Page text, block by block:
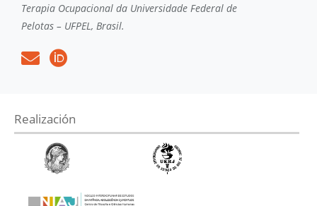
Terapia Ocupacional da Universidade Federal de
Pelotas – UFPEL, Brasil.
Realización